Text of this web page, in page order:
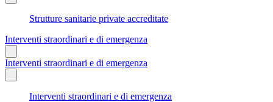
Strutture sanitarie private accreditate
Interventi straordinari e di emergenza
Interventi straordinari e di emergenza
Interventi straordinari e di emergenza